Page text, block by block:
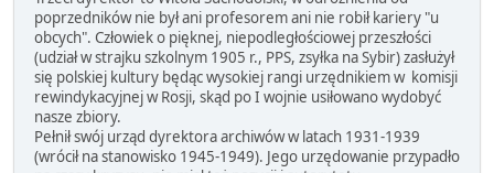
poprzedników nie był ani profesorem ani nie robił kariery "u
obcych". Człowiek o pięknej, niepodległościowej przeszłości
(udział w strajku szkolnym 1905 r., PPS, zsyłka na Sybir) zasłużył
się polskiej kultury będąc wysokiej rangi urzędnikiem w komisji
rewindykacyjnej w Rosji, skąd po I wojnie usiłowano wydobyć
nasze zbiory.
Pełnił swój urząd dyrektora archiwów w latach 1931-1939
(wrócił na stanowisko 1945-1949). Jego urzędowanie przypadło